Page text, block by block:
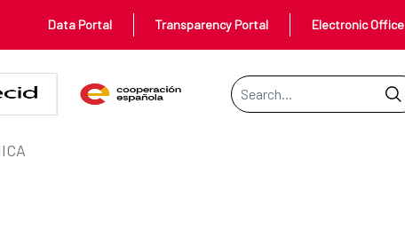
Data Portal Transparency Portal Electronic Office
Search Bar